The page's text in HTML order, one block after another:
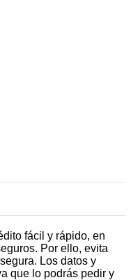
fácil y rápido, en
Por ello, evita
Los datos y
que lo podrás pedir y